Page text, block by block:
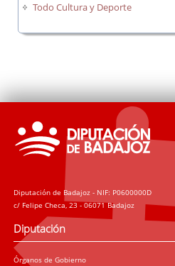
Todo Cultura y Deporte
Diputación de Badajoz - NIF: P0600000D
c/ Felipe Checa, 23 - 06071 Badajoz
Diputación
Órganos de Gobierno